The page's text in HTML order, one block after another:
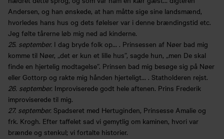
Andersen, og han ønskede, at han måtte sige sine landsmænd,
hvorledes hans hus og dets følelser var i denne brændingstid etc.
Jeg følte tårerne løb mig ned ad kinderne.
25. september. I dag bryde folk op… . Prinsessen af Nøer bad mig
komme til Nøer, „det er kun et lille hus”, sagde hun, „men De skal
finde en hjertelig modtagelse”. Prinsen bad mig besøge sig på Nøer
eller Gottorp og rakte mig hånden hjerteligt… . Statholderen rejst.
26. september. Improviserede godt hele aftenen. Prins Frederik
improviserede til mig.
27. september. Spadseret med Hertuginden, Prinsesse Amalie og
frk. Krogh. Efter taffelet sad vi gemytlig om kaminen, hvori var
brænde og stenkul; vi fortalte historier.